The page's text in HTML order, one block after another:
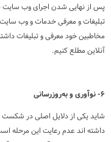
پس از نهایی شدن اجرای وب سایت
تبلیغات و معرفی خدمات و وب
مخاطبین خود معرفی و تبلیغات
آنلاین مطلع کنیم.
۶- نوآوری و به‌روزرسانی
شاید یکی از دلایل اصلی در شکست
داشته اند عدم رعایت این مرحله